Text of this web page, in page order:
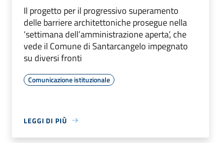
Il progetto per il progressivo superamento
delle barriere architettoniche prosegue nella
‘settimana dell’amministrazione aperta’, che
vede il Comune di Santarcangelo impegnato
su diversi fronti
Comunicazione istituzionale
LEGGI DI PIÙ